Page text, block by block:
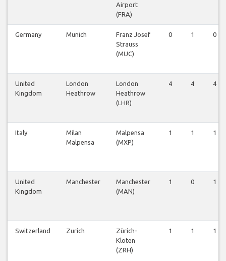
Airport
(FRA)
Germany Munich
Franz Josef
Strauss
(MUC)
0 1 0
United
Kingdom
London
Heathrow
London
Heathrow
(LHR)
4 4 4
Italy
Milan
Malpensa
Malpensa
(MXP)
1 1 1
United
Kingdom
Manchester
Manchester
(MAN)
1 0 1
Switzerland Zurich
Zürich-
Kloten
(ZRH)
1 1 1